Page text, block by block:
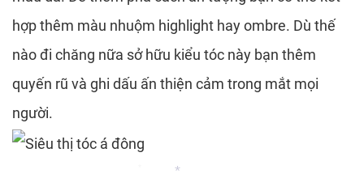
hợp thêm màu nhuộm highlight hay ombre. Dù thế
nào đi chăng nữa sở hữu kiểu tóc này bạn thêm
quyến rũ và ghi dấu ấn thiện cảm trong mắt mọi
người.